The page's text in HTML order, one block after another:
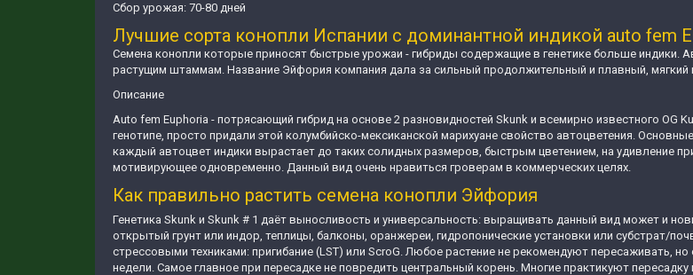
Сбор урожая: 70-80 дней
Лучшие сорта конопли Испании с доминантной индикой auto fem
Семена конопли которые приносят быстрые урожаи - гибриды содержащие в генетике больше индики.
растущим штаммам. Название Эйфория компания дала за сильный продолжительный и плавный, мягкий
Описание
Auto fem Euphoria - потрясающий гибрид на основе 2 разновидностей Skunk и всемирно известного OG
генотипе, просто придали этой колумбийско-мексиканской марихуане свойство автоцветения.
каждый автоцвет индики вырастает до таких солидных размеров, быстрым цветением, на удивление
мотивирующее одновременно. Данный вид очень нравиться гроверам в коммерческих целях.
Как правильно растить семена конопли Эйфория
Генетика Skunk и Skunk # 1 даёт выносливость и универсальность: выращивать данный вид может и
открытый грунт или индор, теплицы, балконы, оранжереи, гидропонические установки или субстрат/
стрессовыми техниками: пригибание (LST) или ScroG. Любое растение не рекомендуют пересаживать,
недели. Самое главное при пересадке не повредить центральный корень. Многие практикуют